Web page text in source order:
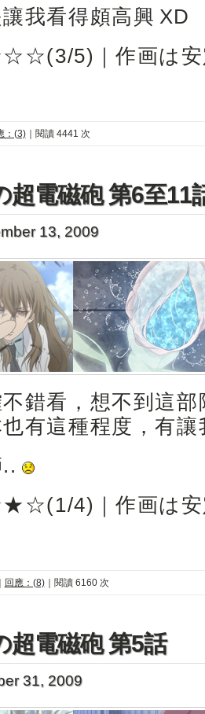
我看得頗高興 XD
5)｜作画は安
：(3)｜閱讀 4441 次
超電磁砲 第6至11
13, 2009
錯看，想不到這
有這種程度，有讓
4)｜作画は安
回應：(8)｜閱讀 6160 次
超電磁砲 第5話
31, 2009